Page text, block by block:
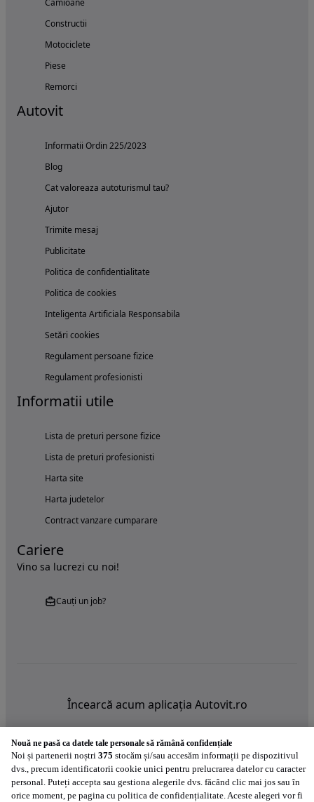
Camioane
Constructii
Motociclete
Piese
Remorci
Autovit
Informatii Ordin 225/2023
Blog
Cat valoreaza autoturismul tau?
Ajutor
Trimite mesaj
Publicitate
Politica de confidentialitate
Politica de cookies
Inteligenta Artificiala Responsabila
Setări cookies
Regulament persoane fizice
Regulament profesionisti
Informatii utile
Lista de preturi persone fizice
Lista de preturi profesionisti
Harta site
Harta judetelor
Contract vanzare cumparare
Cariere
Vino sa lucrezi cu noi!
Cauți un job?
Încearcă acum aplicația Autovit.ro
Nouă ne pasă ca datele tale personale să rămână confidențiale
Noi și partenerii noștri 375 stocăm și/sau accesăm informații pe dispozitivul
dvs., precum identificatorii cookie unici pentru prelucrarea datelor cu caracter
personal. Puteți accepta sau gestiona alegerile dvs. făcând clic mai jos sau în
orice moment, pe pagina cu politica de confidențialitate. Aceste alegeri vor fi